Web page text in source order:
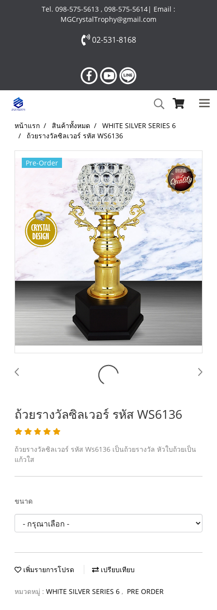
Tel. 098-575-5613 , 098-575-5614| Email :
MGCrystalTrophy@gmail.com
02-531-8168
หน้าแรก สินค้าทั้งหมด
WHITE SILVER SERIES 6
ถ้วยรางวัลซิลเวอร์ รหัส WS6136
Pre-Order
ถ้วยรางวัลซิลเวอร์ รหัส WS6136
ถ้วยรางวัลซิลเวอร์ รหัส Ws6136 เป็นถ้วยรางวัล หัวใบถ้วยเป็น
แก้วใส
ขนาด
เพิ่มรายการโปรด เปรียบเทียบ
หมวดหมู่ : WHITE SILVER SERIES 6 , PRE ORDER